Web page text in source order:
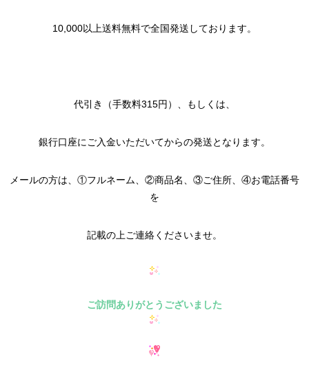
10,000以上送料無料で全国発送しております。
代引き（手数料315円）、もしくは、
銀行口座にご入金いただいてからの発送となります。
メールの方は、①フルネーム、②商品名、③ご住所、④お電話番号
を
記載の上ご連絡くださいませ。
ご訪問ありがとうございました